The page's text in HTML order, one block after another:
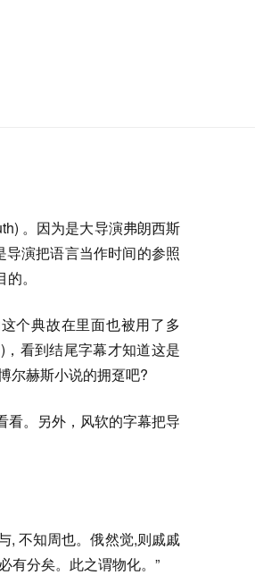
。因为是大导演弗朗西斯
导演把语言当作时间的参照
。
个典故在里面也被用了多
看到结尾字幕才知道这是
尔赫斯小说的拥趸吧?
看。另外，风软的字幕把导
, 不知周也。俄然觉,则戚戚
有分矣。此之谓物化。”